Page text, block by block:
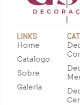
LINKS
Home
Catalogo
Sobre
Galeria